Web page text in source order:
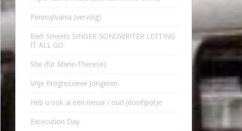
Pennsylvania (vervolg)
Bert Smeets SINGER-SONGWRITER LETTING
IT ALL GO
She (für Marie-Therese)
Vrije Progressieve Jongeren
Heb u ook al een nieuw / oud (doof)potje
Excecution Day